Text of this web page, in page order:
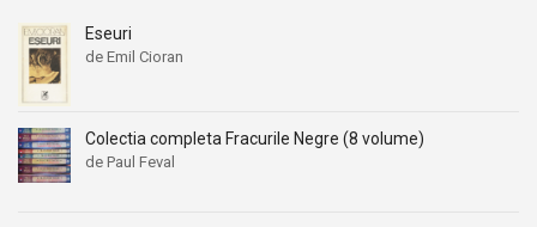
Eseuri
de Emil Cioran
Colectia completa Fracurile Negre (8 volume)
de Paul Feval